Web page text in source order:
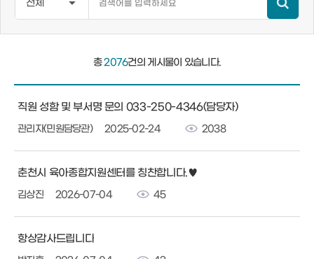
총2076건의 게시물이 있습니다.
직원 성함 및 부서명 문의 033-250-4346(담당자)
관리자(민원담당관) 2025-02-24 2038
춘천시 육아종합지원센터를 칭찬합니다.♥️
김상진 2026-07-04 45
항상감사드립니다